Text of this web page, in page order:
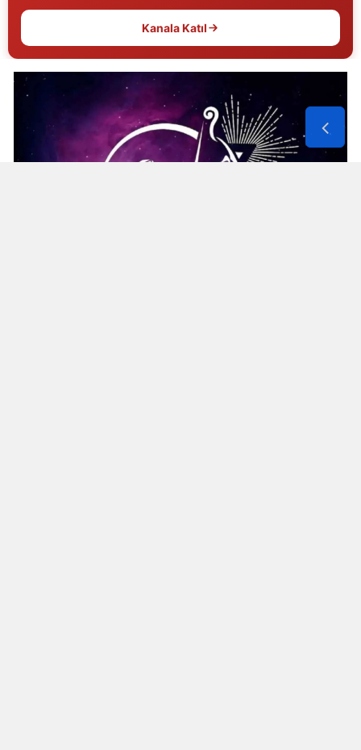
Van
Yozgat
Zonguldak
Aksaray
Bayburt
Kanala Katıl